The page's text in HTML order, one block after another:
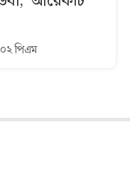
পিএম